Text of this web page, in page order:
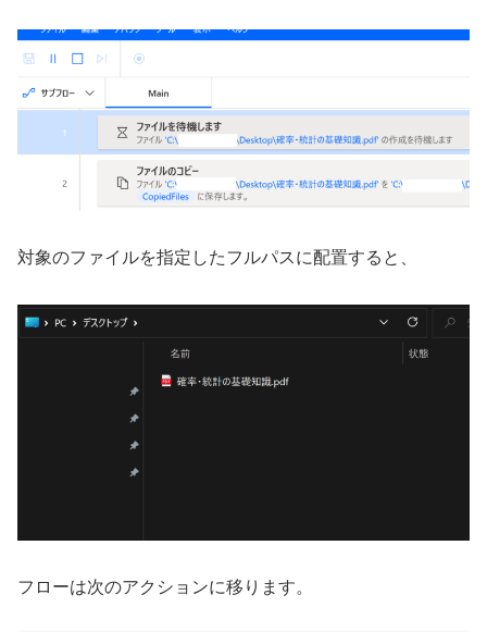
対象のファイルを指定したフルパスに配置すると、
フローは次のアクションに移ります。